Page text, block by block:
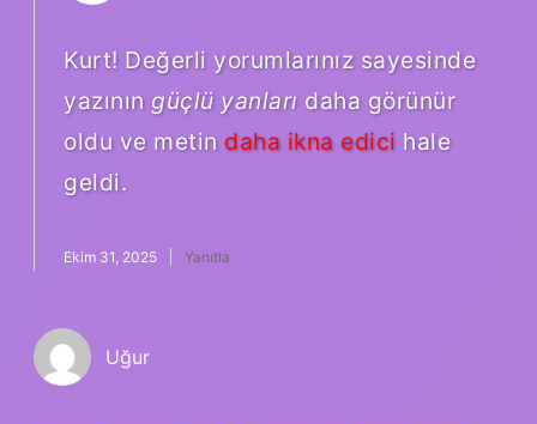
Kurt! Değerli yorumlarınız sayesinde
yazının güçlü yanları daha görünür
oldu ve metin daha ikna edici hale
geldi.
Ekim 31, 2025 Yanıtla
Uğur